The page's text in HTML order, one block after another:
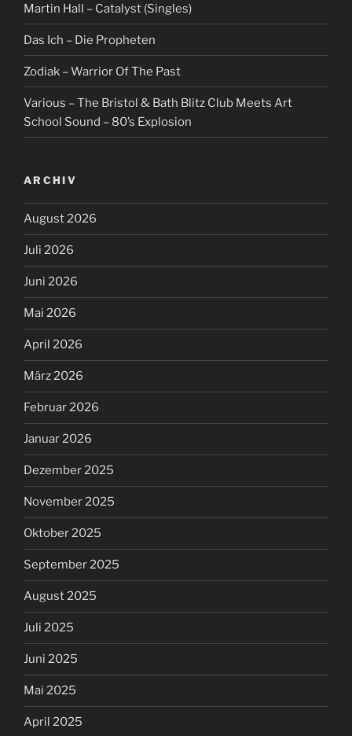
Martin Hall – Catalyst (Singles)
Das Ich – Die Propheten
Zodiak – Warrior Of The Past
Various – The Bristol & Bath Blitz Club Meets Art
School Sound – 80’s Explosion
ARCHIV
August 2026
Juli 2026
Juni 2026
Mai 2026
April 2026
März 2026
Februar 2026
Januar 2026
Dezember 2025
November 2025
Oktober 2025
September 2025
August 2025
Juli 2025
Juni 2025
Mai 2025
April 2025